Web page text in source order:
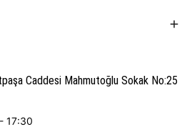
Caddesi Mahmutoğlu Sokak No:25
17:30